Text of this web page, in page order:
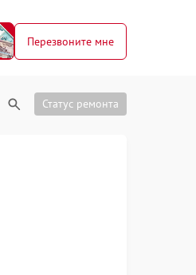
Перезвоните мне
Статус ремонта